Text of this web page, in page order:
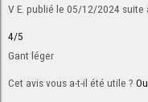
V E. publié le 05/12/2024 suite
4/5
Gant léger
Cet avis vous a-t-il été utile ?